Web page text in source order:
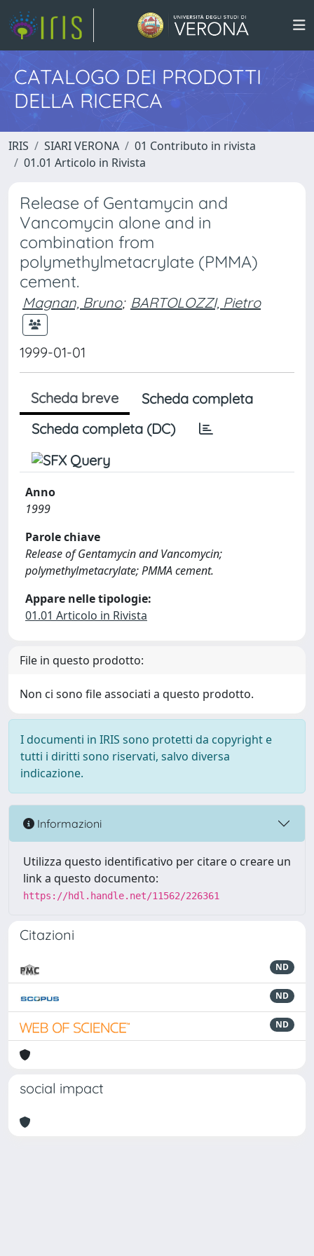
CATALOGO DEI PRODOTTI
DELLA RICERCA
IRIS SIARI VERONA
01 Contributo in rivista
01.01 Articolo in Rivista
Release of Gentamycin and
Vancomycin alone and in
combination from
polymethylmetacrylate (PMMA)
cement.
Magnan, Bruno; BARTOLOZZI, Pietro
1999-01-01
Scheda breve
Scheda completa
Scheda completa (DC)
Anno
1999
Parole chiave
Release of Gentamycin and Vancomycin;
polymethylmetacrylate; PMMA cement.
Appare nelle tipologie:
01.01 Articolo in Rivista
File in questo prodotto:
Non ci sono file associati a questo prodotto.
I documenti in IRIS sono protetti da copyright e
tutti i diritti sono riservati, salvo diversa
indicazione.
Informazioni
Utilizza questo identificativo per citare o creare un
link a questo documento:
https://hdl.handle.net/11562/226361
Citazioni
ND
ND
ND
social impact